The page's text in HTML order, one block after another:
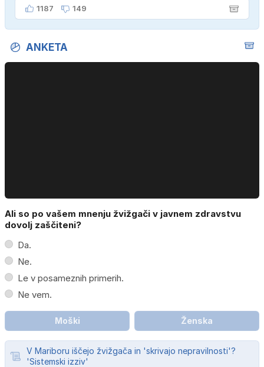
1187 149
ANKETA
Ali so po vašem mnenju žvižgači v javnem zdravstvu
dovolj zaščiteni?
Da.
Ne.
Le v posameznih primerih.
Ne vem.
Moški Ženska
V Mariboru iščejo žvižgača in 'skrivajo nepravilnosti'?
'Sistemski izziv'